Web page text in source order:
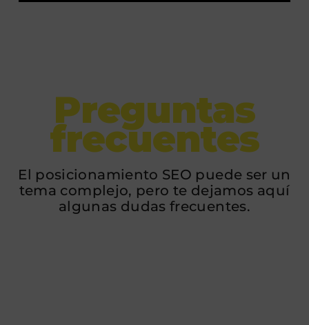
Preguntas
frecuentes
El posicionamiento SEO puede ser un
tema complejo, pero te dejamos aquí
algunas dudas frecuentes.